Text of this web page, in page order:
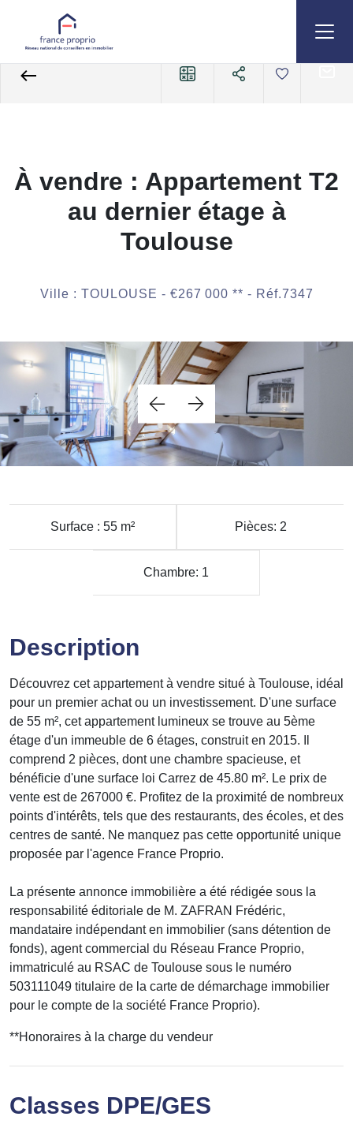
Appartements Référence 7347
À vendre : Appartement T2
au dernier étage à
Toulouse
Ville : TOULOUSE - €267 000 ** - Réf.7347
Surface : 55 m² Pièces: 2
Chambre: 1
Description
Découvrez cet appartement à vendre situé à Toulouse, idéal
pour un premier achat ou un investissement. D'une surface
de 55 m², cet appartement lumineux se trouve au 5ème
étage d'un immeuble de 6 étages, construit en 2015. Il
comprend 2 pièces, dont une chambre spacieuse, et
bénéficie d'une surface loi Carrez de 45.80 m². Le prix de
vente est de 267000 €. Profitez de la proximité de nombreux
points d'intérêts, tels que des restaurants, des écoles, et des
centres de santé. Ne manquez pas cette opportunité unique
proposée par l'agence France Proprio.
La présente annonce immobilière a été rédigée sous la
responsabilité éditoriale de M. ZAFRAN Frédéric,
mandataire indépendant en immobilier (sans détention de
fonds), agent commercial du Réseau France Proprio,
immatriculé au RSAC de Toulouse sous le numéro
503111049 titulaire de la carte de démarchage immobilier
pour le compte de la société France Proprio).
**Honoraires à la charge du vendeur
Classes DPE/GES